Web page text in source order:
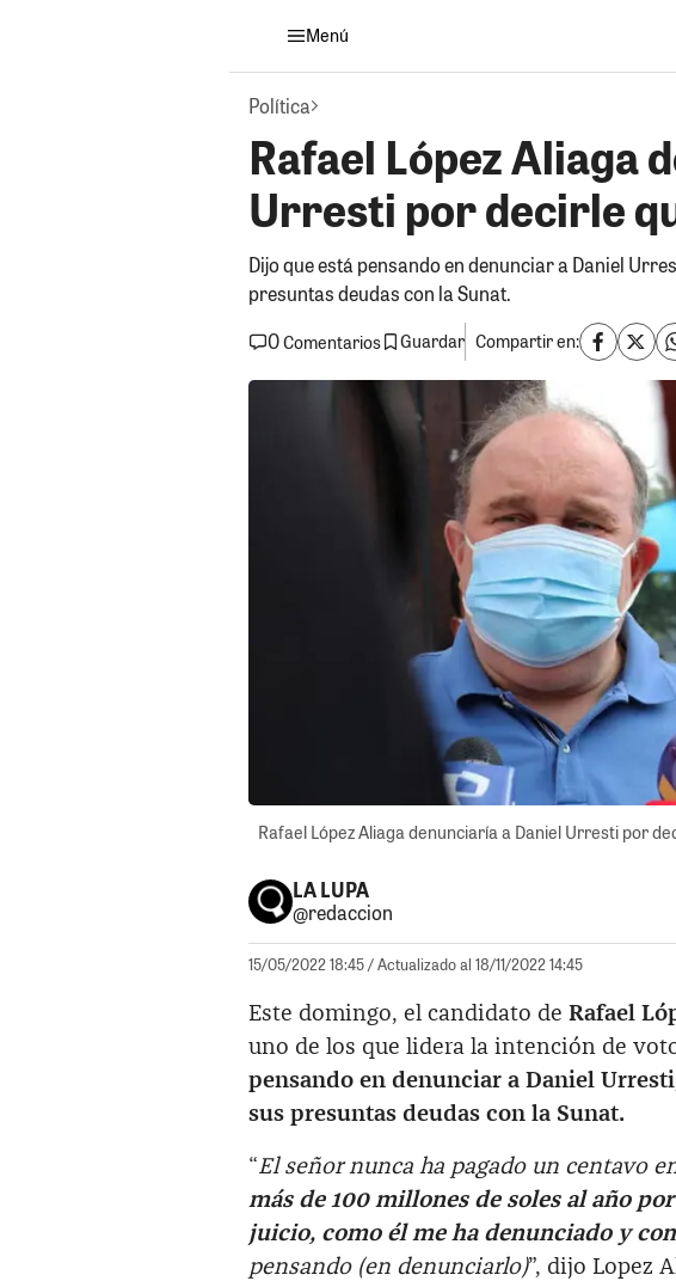
Menú
Política
Rafael López Aliaga
Urresti por decirle
Dijo que está pensando en denunciar a Daniel
presuntas deudas con la Sunat.
0Comentarios Guardar Compartir en:
Rafael López Aliaga denunciaría a Daniel Urresti por
LA LUPA
@redaccion
15/05/2022 18:45/ Actualizado al 18/11/2022 14:45
Este domingo, el candidato de Rafael
uno de los que lidera la intención de
pensando en denunciar a Daniel
sus presuntas deudas con la Sunat.
“El señor nunca ha pagado un centavo
más de 100 millones de soles al año
juicio, como él me ha denunciado y
pensando (en denunciarlo)”, dijo Lopez